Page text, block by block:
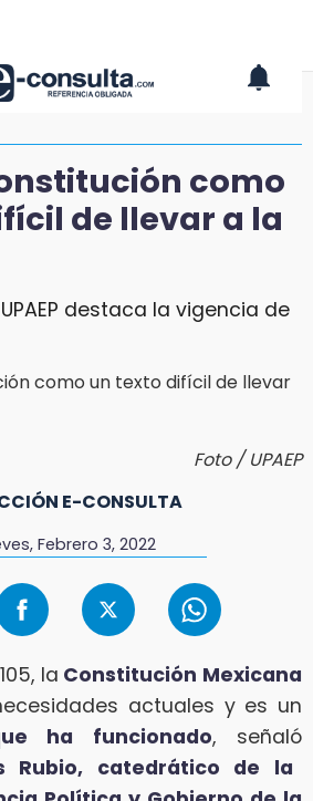
como
de llevar a la
destaca la vigencia de
Foto / UPAEP
E-CONSULTA
Febrero 3, 2022
la Constitución Mexicana
actuales y es un
ha funcionado, señaló
Rubio, catedrático de la